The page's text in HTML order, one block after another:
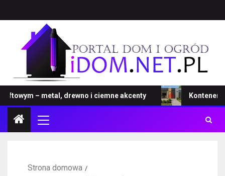
– metal, drewno i ciemne akcenty Kontener –
Strona domowa